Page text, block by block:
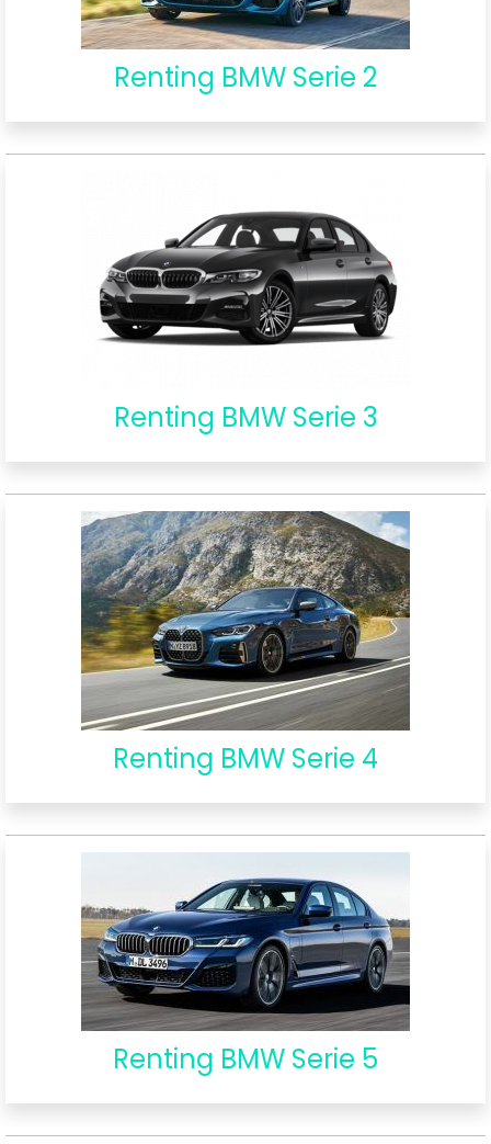
Renting BMW Serie 2
Renting BMW Serie 3
Renting BMW Serie 4
Renting BMW Serie 5